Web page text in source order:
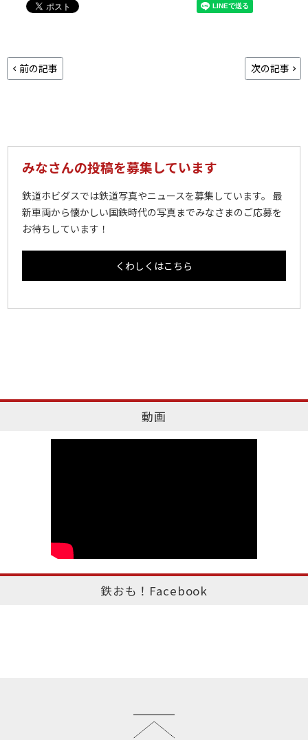
前の記事 次の記事
みなさんの投稿を募集しています
鉄道ホビダスでは鉄道写真やニュースを募集しています。 最
新車両から懐かしい国鉄時代の写真までみなさまのご応募を
お待ちしています！
くわしくはこちら
動画
鉄おも！Facebook